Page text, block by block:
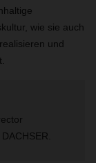
wie sie auch
und